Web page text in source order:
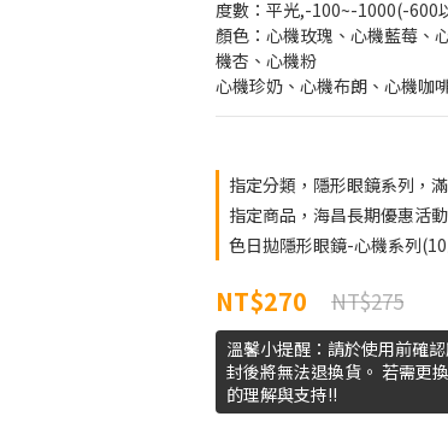
度數：平光,-100~-1000(-600
顏色：心機玫瑰、心機藍莓、
機杏、心機粉
心機珍奶、心機布朗、心機咖
指定分類，隱形眼鏡系列，
指定商品，海昌長期優惠活
色日拋隱形眼鏡-心機系列
NT$270 NT$275
溫馨小提醒：請於使用前確
封後將無法退換貨。 若需更
的理解與支持!!